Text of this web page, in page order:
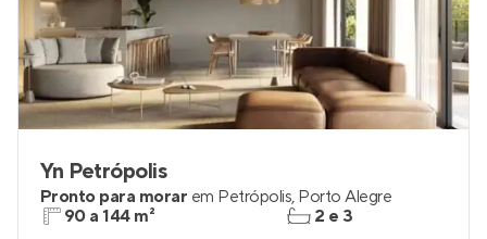
Yn Petrópolis
Pronto para morar em Petrópolis, Porto Alegre
90 a 144 m²
2 e 3